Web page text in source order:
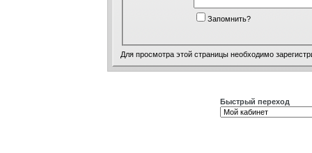
Запомнить?
Для просмотра этой страницы необходимо
Быстрый переход